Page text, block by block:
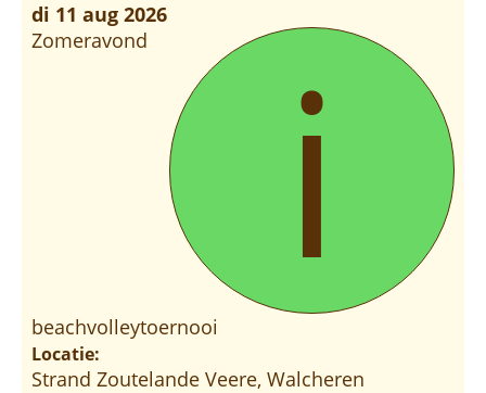
di 11 aug 2026
i
Zomeravond
beachvolleytoernooi
Locatie:
Strand Zoutelande Veere, Walcheren